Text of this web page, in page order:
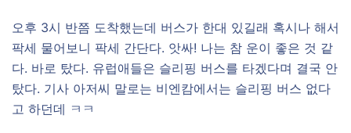
오후 3시 반쯤 도착했는데 버스가 한대 있길래 혹시나 해서
팍세 물어보니 팍세 간단다. 앗싸! 나는 참 운이 좋은 것 같
다. 바로 탔다. 유럽애들은 슬리핑 버스를 타겠다며 결국 안
탔다. 기사 아저씨 말로는 비엔캄에서는 슬리핑 버스 없다
고 하던데 ㅋㅋ